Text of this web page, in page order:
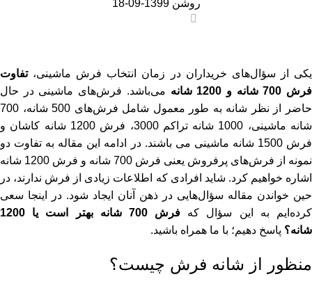
روشن 1399-09-18
یکی از سؤال‌های خریداران در زمان انتخاب فرش ماشینی،تفاوت
فرش 700 شانه و 1200 شانه
می‌باشد. فرش‌های ماشینی در حال
حاضر از نظر شانه به طور معمول شامل فرش‌های 500 شانه، 700
شانه ماشینی، 1000 شانه تراکم 3000، فرش 1200 شانه کاشان و
فرش 1500 شانه ماشینی می باشند. در ادامه این مقاله به تفاوت دو
نمونه از فرش‌های پرفروش یعنی فرش 700 شانه و فرش 1200 شانه
اشاره خواهیم کرد. شاید افرادی که اطلاعات زیادی از فرش ندارند، در
حین خواندن مقاله سؤال‌هایی در ذهن آنان ایجاد شود. در اینجا سعی
کرده‌ایم به این سؤال که
فرش 700 شانه بهتر است یا 1200
شانه؟ پاسخ دهیم؛ با ما همراه باشید.
منظور از شانه فرش چیست؟